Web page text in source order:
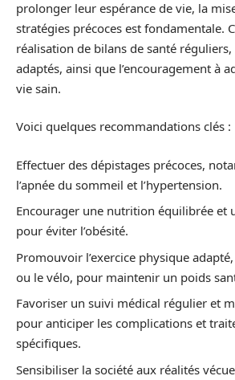
prolonger leur espérance de vie, la
stratégies précoces est fondamentale.
réalisation de bilans de santé réguliers,
adaptés, ainsi que l’encouragement à
vie sain.
Voici quelques recommandations clés :
Effectuer des dépistages précoces,
l’apnée du sommeil et l’hypertension.
Encourager une nutrition équilibrée et
pour éviter l’obésité.
Promouvoir l’exercice physique
ou le vélo, pour maintenir un poids
Favoriser un suivi médical régulier et
pour anticiper les complications et
spécifiques.
Sensibiliser la société aux réalités